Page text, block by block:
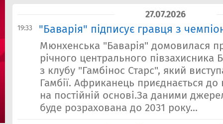
27.07.2026
19:33 "Баварія" підписує гравця з
Мюнхенська "Баварія" домовилася
річного центрального півзахисника
з клубу "Гамбінос Старс", який
Гамбії. Африканець приєднається до
на постійній основі.За даними
буде розрахована до 2031 року...